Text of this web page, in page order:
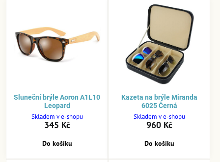
Sluneční brýle Aoron A1L10
Leopard
Skladem v e-shopu
345 Kč
Do košíku
Kazeta na brýle Miranda
6025 Černá
Skladem v e-shopu
960 Kč
Do košíku